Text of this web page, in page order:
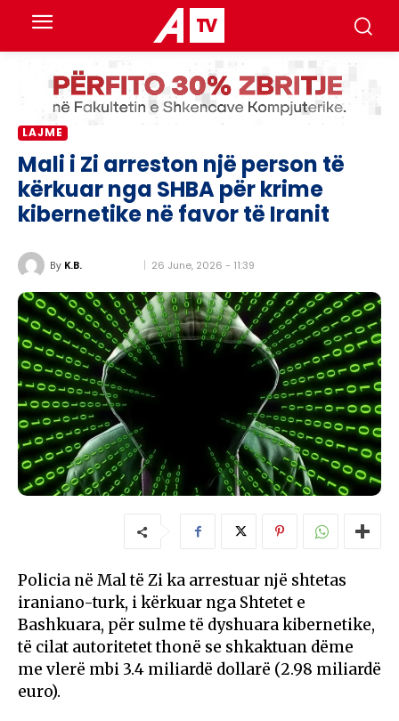
LAJME
Mali i Zi arreston një person të
kërkuar nga SHBA për krime
kibernetike në favor të Iranit
By K.B. 26 June, 2026 - 11:39
Policia në Mal të Zi ka arrestuar një shtetas
iraniano-turk, i kërkuar nga Shtetet e
Bashkuara, për sulme të dyshuara kibernetike,
të cilat autoritetet thonë se shkaktuan dëme
me vlerë mbi 3.4 miliardë dollarë (2.98 miliardë
euro).